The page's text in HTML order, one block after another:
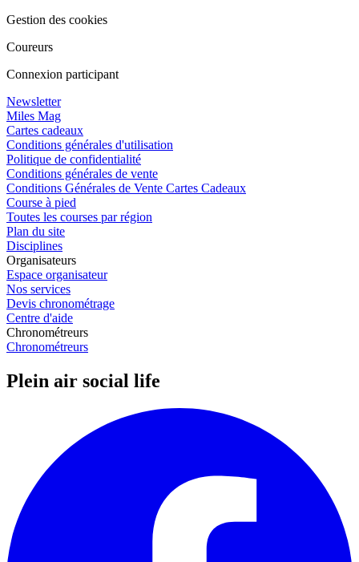
Gestion des cookies
Coureurs
Connexion participant
Newsletter
Miles Mag
Cartes cadeaux
Conditions générales d'utilisation
Politique de confidentialité
Conditions générales de vente
Conditions Générales de Vente Cartes Cadeaux
Course à pied
Toutes les courses par région
Plan du site
Disciplines
Organisateurs
Espace organisateur
Nos services
Devis chronométrage
Centre d'aide
Chronométreurs
Chronométreurs
Plein air social life